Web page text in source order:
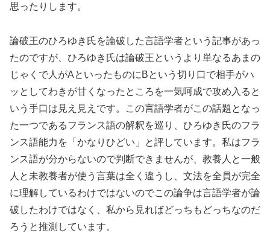
思ったりします。
論破王のひろゆき氏を論破した言語学者という記事があっ
たのですが、ひろゆき氏は論破王というより単なるあまの
じゃくで人がAといったものにBという切り口で相手がハ
ッとしてわきが甘くなったところを一気呵成で攻め入ると
いう手口は見え見えです。この言語学者がこの話題となっ
た一つであるフランス語の解釈を巡り、ひろゆき氏のフラ
ンス語能力を「かなりひどい」と評しています。私はフラ
ンス語が分からないので判断できませんが、教養人と一般
人と未教養者が使う言葉は全く違うし、文法を全員が完全
に理解しているわけではないのでこの論争は言語学者が論
破したわけではなく、私から見ればどっちもどっちなのだ
ろうと推測しています。